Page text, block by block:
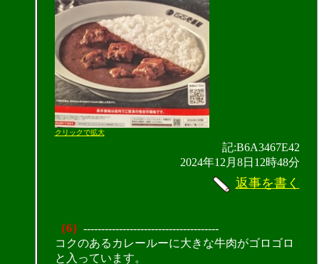
クリックで拡大
記:B6A3467E42
2024年12月8日12時48分
返事を書く
（6） --------------------------------------
コクのあるカレールーに大きな牛肉がゴロゴロ
と入っています。